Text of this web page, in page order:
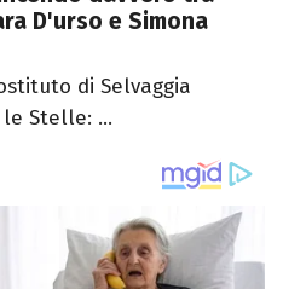
D'urso e Simona
di Selvaggia
Stelle: ...